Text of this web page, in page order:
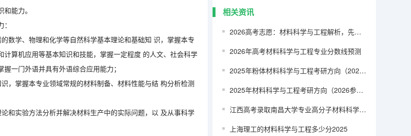
能力。
数学、物理和化学等自然科学基本理论和基础知 识，掌握本专
计算机应用等基本知识和技能，掌握一定程度 的人文、社会科学
一门外语并具有外语综合应用能力；
，掌握本专业领域常规的材料制备、材料性能与结 构分析检测
和实验方法分析并解决材料生产中的实际问题，以 及从事科学
相关资讯
2026高考志愿：材料科学与工程解析，先进材料风口下的择校风向标
2026年高考材料科学与工程专业分数线预测
2025年粉体材料科学与工程考研方向（2026参考）
2025年材料科学与工程考研方向（2026参考）
江西高考录取南昌大学专业高分子材料科学与工程需要多少分
上海理工的材料科学与工程多少分2025